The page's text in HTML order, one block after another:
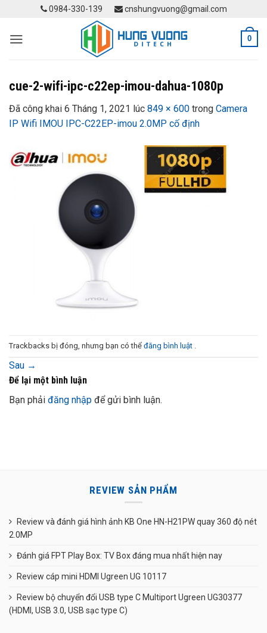
content
0984-330-139 cnshungvuong@gmail.com
0
cue-2-wifi-ipc-c22ep-imou-dahua-1080p
Đã công khai 6 Tháng 1, 2021 lúc 849 × 600 trong Camera
IP Wifi IMOU IPC-C22EP-imou 2.0MP cố định
Trackbacks bị đóng, nhưng bạn có thể đăng bình luật
Sau →
Để lại một bình luận
Bạn phải đăng nhập để gửi bình luận.
REVIEW SẢN PHẨM
Review và đánh giá hình ảnh KB One HN-H21PW quay 360 độ nét
2.0MP
Đánh giá FPT Play Box: TV Box đáng mua nhất hiện nay
Review cáp mini HDMI Ugreen UG 10117
Review bộ chuyển đổi USB type C Multiport Ugreen UG30377
(HDMI, USB 3.0, USB sạc type C)